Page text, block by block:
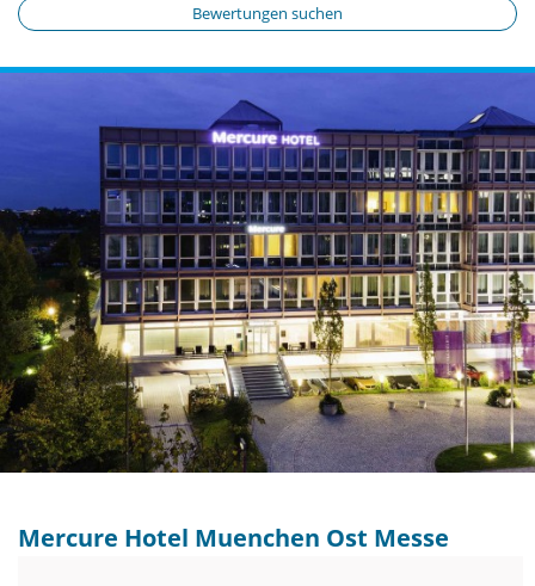
Bewertungen suchen
Mercure Hotel Muenchen Ost Messe